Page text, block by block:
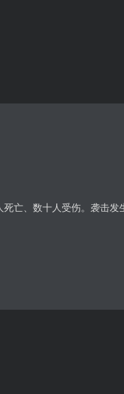
亡、数十人受伤。袭击发